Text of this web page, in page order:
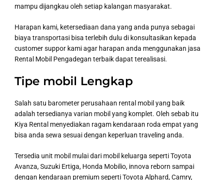
mampu dijangkau oleh setiap kalangan masyarakat.
Harapan kami, ketersediaan dana yang anda punya sebagai
biaya transportasi bisa terlebih dulu di konsultasikan kepada
customer suppor kami agar harapan anda menggunakan jasa
Rental Mobil Pengadegan terbaik dapat terealisasi.
Tipe mobil Lengkap
Salah satu barometer perusahaan rental mobil yang baik
adalah tersedianya varian mobil yang komplet. Oleh sebab itu
Kiya Rental menyediakan ragam kendaraan roda empat yang
bisa anda sewa sesuai dengan keperluan traveling anda.
Tersedia unit mobil mulai dari mobil keluarga seperti Toyota
Avanza, Suzuki Ertiga, Honda Mobilio, innova reborn sampai
dengan kendaraan premium seperti Toyota Alphard, Camry,